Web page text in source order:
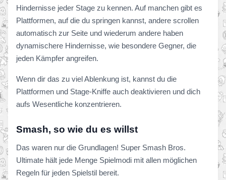
Hindernisse jeder Stage zu kennen. Auf manchen gibt es
Plattformen, auf die du springen kannst, andere scrollen
automatisch zur Seite und wiederum andere haben
dynamischere Hindernisse, wie besondere Gegner, die
jeden Kämpfer angreifen.
Wenn dir das zu viel Ablenkung ist, kannst du die
Plattformen und Stage-Kniffe auch deaktivieren und dich
aufs Wesentliche konzentrieren.
Smash, so wie du es willst
Das waren nur die Grundlagen! Super Smash Bros.
Ultimate hält jede Menge Spielmodi mit allen möglichen
Regeln für jeden Spielstil bereit.